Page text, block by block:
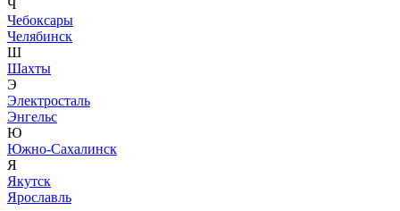
Ч
Чебоксары
Челябинск
Ш
Шахты
Э
Электросталь
Энгельс
Ю
Южно-Сахалинск
Я
Якутск
Ярославль